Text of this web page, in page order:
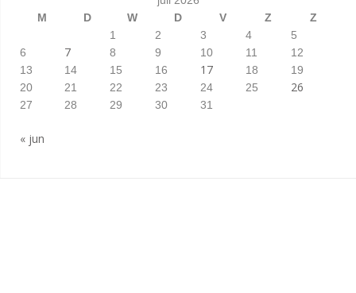
M
D W D V Z
Z
1
2 3 4
5
6
7 8 9 10 11
12
13
14 15 16 17 18
19
20
21 22 23 24 25 26
27 28 29 30 31
« jun